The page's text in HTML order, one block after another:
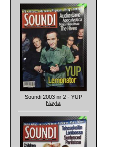
Soundi 2003 nr 2 - YUP
Näytä